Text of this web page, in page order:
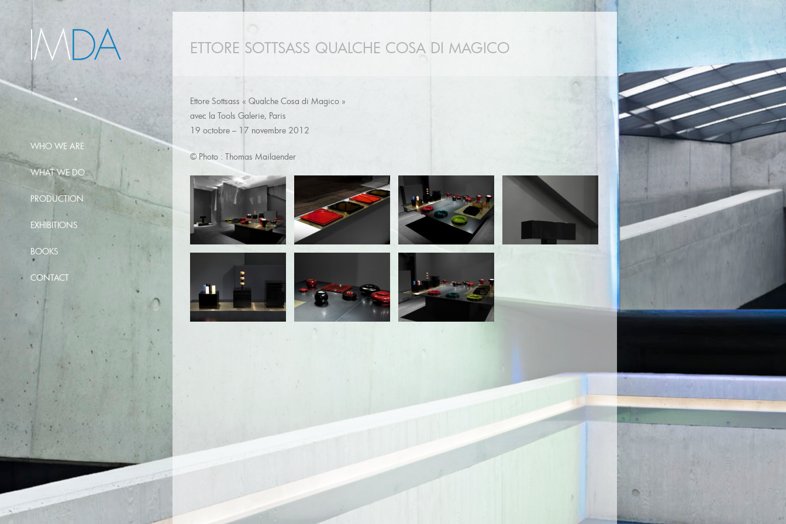
WHO WE ARE
WHAT WE DO
PRODUCTION
EXHIBITIONS
BOOKS
CONTACT
ETTORE SOTTSASS QUALCHE COSA DI MAGICO
Ettore Sottsass « Qualche Cosa di Magico »
avec la Tools Galerie, Paris
19 octobre – 17 novembre 2012
© Photo : Thomas Mailaender